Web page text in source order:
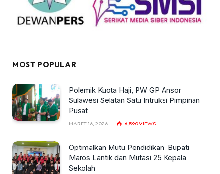
MOST POPULAR
Polemik Kuota Haji, PW GP Ansor
Sulawesi Selatan Satu Intruksi Pimpinan
Pusat
MARET 16, 2026 6,590VIEWS
Optimalkan Mutu Pendidikan, Bupati
Maros Lantik dan Mutasi 25 Kepala
Sekolah